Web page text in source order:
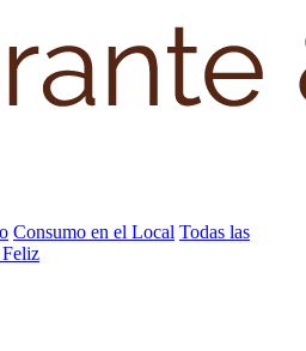
Consumo en el Local Todas las